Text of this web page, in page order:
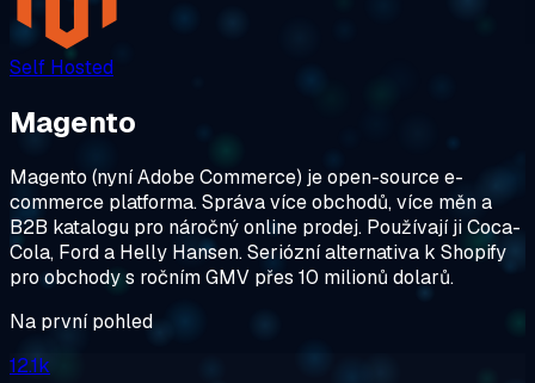
Self Hosted
Magento
Magento (nyní Adobe Commerce) je open-source e-
commerce platforma. Správa více obchodů, více měn a
B2B katalogu pro náročný online prodej. Používají ji Coca-
Cola, Ford a Helly Hansen. Seriózní alternativa k Shopify
pro obchody s ročním GMV přes 10 milionů dolarů.
Na první pohled
12.1k